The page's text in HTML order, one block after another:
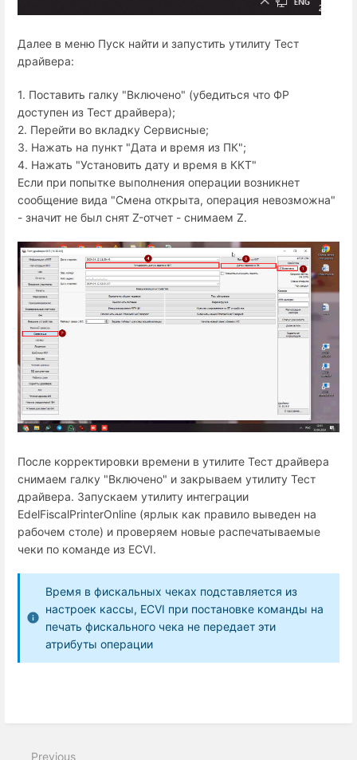
Далее в меню Пуск найти и запустить утилиту Тест
драйвера:
1. Поставить галку "Включено" (убедиться что ФР
доступен из Тест драйвера);
2. Перейти во вкладку Сервисные;
3. Нажать на пункт "Дата и время из ПК";
4. Нажать "Установить дату и время в ККТ"
Если при попытке выполнения операции возникнет
сообщение вида "Смена открыта, операция невозможна"
- значит не был снят Z-отчет - снимаем Z.
После корректировки времени в утилите Тест драйвера
снимаем галку "Включено" и закрываем утилиту Тест
драйвера. Запускаем утилиту интеграции
EdelFiscalPrinterOnline (ярлык как правило выведен на
рабочем столе) и проверяем новые распечатываемые
чеки по команде из ECVI.
Время в фискальных чеках подставляется из
настроек кассы, ECVI при постановке команды на
печать фискального чека не передает эти
атрибуты операции
Previous